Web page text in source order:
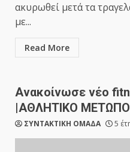
ακυρωθεί μετά τα
με...
Read More
Ανακοίνωσε νέο
|ΑΘΛΗΤΙΚΟ ΜΕΤΩΠΟ
ΣΥΝΤΑΚΤΙΚΗ ΟΜΑΔΑ 5